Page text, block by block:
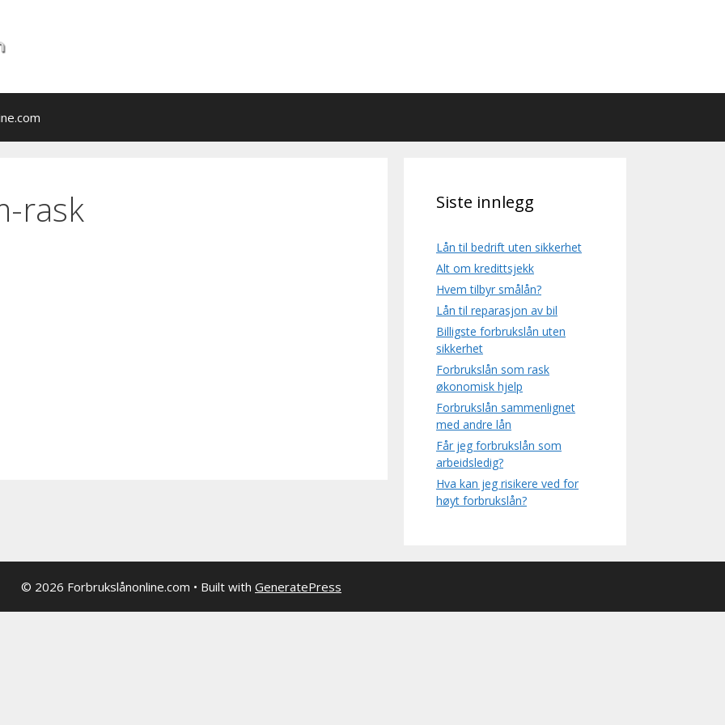
rask Siste innlegg
Lån til bedrift uten sikkerhet
Alt om kredittsjekk
Hvem tilbyr smålån?
Lån til reparasjon av bil
Billigste forbrukslån uten
sikkerhet
Forbrukslån som rask
økonomisk hjelp
Forbrukslån sammenlignet
med andre lån
Får jeg forbrukslån som
arbeidsledig?
Hva kan jeg risikere ved for
høyt forbrukslån?
© 2026 Forbrukslånonline.com • Built with GeneratePress